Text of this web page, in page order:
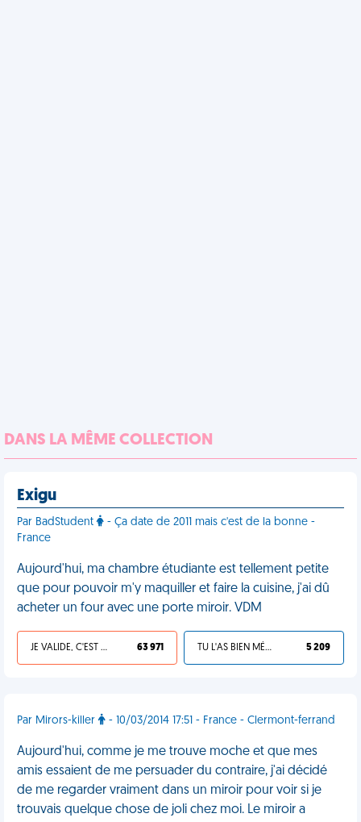
DANS LA MÊME COLLECTION
Exigu
Par BadStudent
- Ça date de 2011 mais c'est de la bonne -
France
Aujourd'hui, ma chambre étudiante est tellement petite
que pour pouvoir m'y maquiller et faire la cuisine, j'ai dû
acheter un four avec une porte miroir. VDM
JE VALIDE, C'EST UNE VDM 63 971 TU L'AS BIEN MÉRITÉ 5 209
Par Mirors-killer - 10/03/2014 17:51 - France - Clermont-ferrand
Aujourd'hui, comme je me trouve moche et que mes
amis essaient de me persuader du contraire, j'ai décidé
de me regarder vraiment dans un miroir pour voir si je
trouvais quelque chose de joli chez moi. Le miroir a